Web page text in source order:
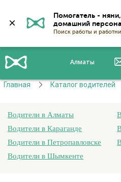
Помогатель - няни,
Алматы
Главная Каталог водителей
Водители в Алматы
Водители в Караганде
Водители в Петропавловске
Водители в Шымкенте